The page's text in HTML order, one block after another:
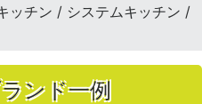
ッチン / システムキッチン /
ンド一例